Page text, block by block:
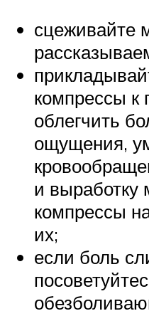
сцеживайте
компрессы к
облегчить
ощущения,
и выработку
компрессы
их;
если боль